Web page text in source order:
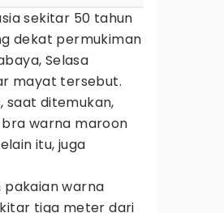
sekitar 50 tahun
dekat permukiman
Selasa
mayat tersebut.
saat ditemukan,
warna maroon
itu, juga
pakaian warna
tiga meter dari